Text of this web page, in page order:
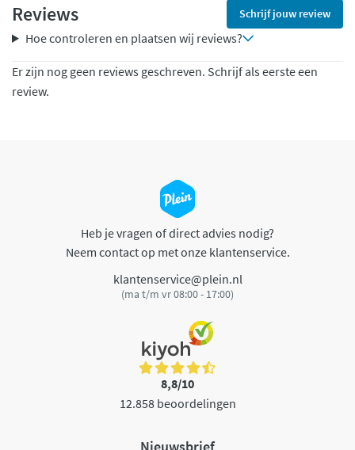
Reviews Schrijf jouw review
Hoe controleren en plaatsen wij reviews?
Er zijn nog geen reviews geschreven. Schrijf als eerste een
review.
Heb je vragen of direct advies nodig?
Neem contact op met onze klantenservice.
klantenservice@plein.nl
(ma t/m vr 08:00 - 17:00)
8,8/10
12.858 beoordelingen